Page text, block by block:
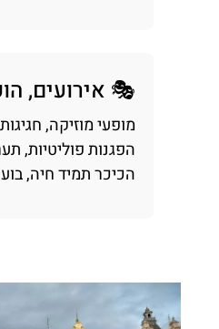
🎭 אירועים,
מופעי מוזיקה,
הפגנות פוליטיות,
הכיכר תמיד חיה,